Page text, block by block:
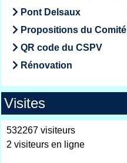
Pont Delsaux
Propositions du Comité
QR code du CSPV
Rénovation
Visites
532267 visiteurs
2 visiteurs en ligne